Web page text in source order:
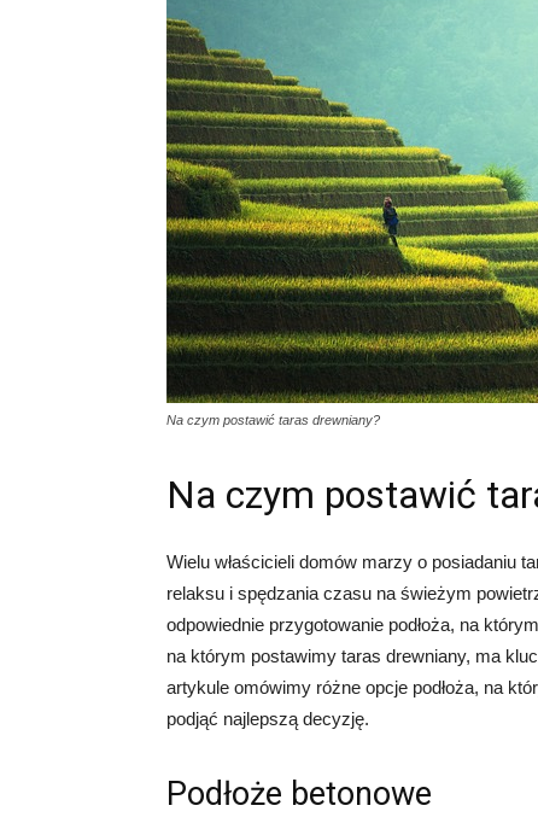
Na czym postawić taras drewniany?
Na czym postawić
Wielu właścicieli domów marzy o posiadaniu
relaksu i spędzania czasu na świeżym
odpowiednie przygotowanie podłoża, na
na którym postawimy taras drewniany, ma
artykule omówimy różne opcje podłoża, na
podjąć najlepszą decyzję.
Podłoże betonowe